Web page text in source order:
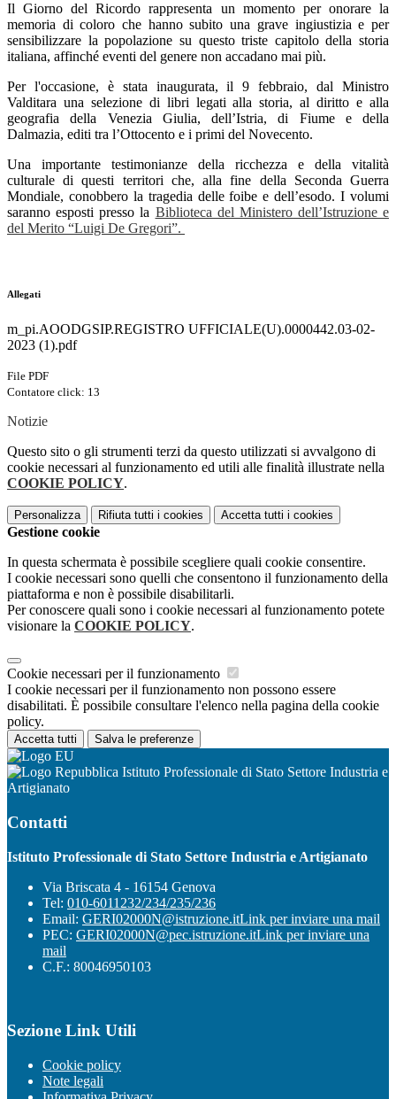
Il Giorno del Ricordo rappresenta un momento per onorare la
memoria di coloro che hanno subito una grave ingiustizia e per
sensibilizzare la popolazione su questo triste capitolo della storia
italiana, affinché eventi del genere non accadano mai più.
Per l'occasione, è stata inaugurata, il 9 febbraio, dal Ministro
Valditara una selezione di libri legati alla storia, al diritto e alla
geografia della Venezia Giulia, dell’Istria, di Fiume e della
Dalmazia, editi tra l’Ottocento e i primi del Novecento.
Una importante testimonianze della ricchezza e della vitalità
culturale di questi territori che, alla fine della Seconda Guerra
Mondiale, conobbero la tragedia delle foibe e dell’esodo. I volumi
saranno esposti presso la Biblioteca del Ministero dell’Istruzione e
del Merito “Luigi De Gregori”.
Allegati
m_pi.AOODGSIP.REGISTRO UFFICIALE(U).0000442.03-02-
2023 (1).pdf
File PDF
Contatore click: 13
Notizie
Questo sito o gli strumenti terzi da questo utilizzati si avvalgono di
cookie necessari al funzionamento ed utili alle finalità illustrate nella
COOKIE POLICY.
Personalizza Rifiuta tutti i cookies Accetta tutti i cookies
Gestione cookie
In questa schermata è possibile scegliere quali cookie consentire.
I cookie necessari sono quelli che consentono il funzionamento della
piattaforma e non è possibile disabilitarli.
Per conoscere quali sono i cookie necessari al funzionamento potete
visionare la COOKIE POLICY.
Cookie necessari per il funzionamento
I cookie necessari per il funzionamento non possono essere
disabilitati. È possibile consultare l'elenco nella pagina della cookie
policy.
Accetta tutti Salva le preferenze
Istituto Professionale di Stato Settore Industria e
Artigianato
Contatti
Istituto Professionale di Stato Settore Industria e Artigianato
Via Briscata 4 - 16154 Genova
Tel: 010-6011232/234/235/236
Email: GERI02000N@istruzione.itLink per inviare una mail
PEC: GERI02000N@pec.istruzione.itLink per inviare una
mail
C.F.: 80046950103
Sezione Link Utili
Cookie policy
Note legali